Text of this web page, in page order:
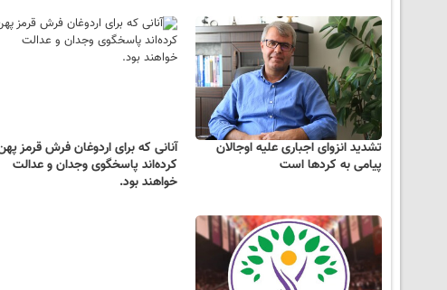
تشدید انزوای اجباری علیه اوجالان
پیامی به کردها است
آنانی که برای اردوغان فرش قرمز
کرده‌اند پاسخگوی وجدان و عدالت
خواهند بود.